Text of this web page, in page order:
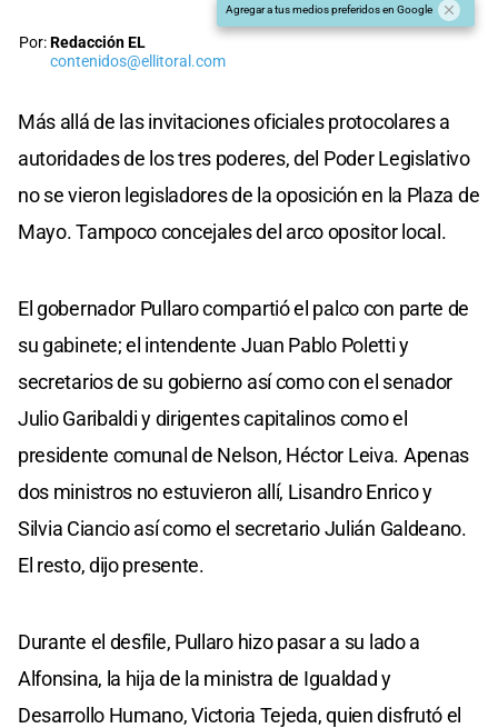
Agregar a tus medios preferidos en Google
Por:Redacción EL
contenidos@ellitoral.com
Más allá de las invitaciones oficiales protocolares a
autoridades de los tres poderes, del Poder Legislativo
no se vieron legisladores de la oposición en la Plaza de
Mayo. Tampoco concejales del arco opositor local.
El gobernador Pullaro compartió el palco con parte de
su gabinete; el intendente Juan Pablo Poletti y
secretarios de su gobierno así como con el senador
Julio Garibaldi y dirigentes capitalinos como el
presidente comunal de Nelson, Héctor Leiva. Apenas
dos ministros no estuvieron allí, Lisandro Enrico y
Silvia Ciancio así como el secretario Julián Galdeano.
El resto, dijo presente.
Durante el desfile, Pullaro hizo pasar a su lado a
Alfonsina, la hija de la ministra de Igualdad y
Desarrollo Humano, Victoria Tejeda, quien disfrutó el